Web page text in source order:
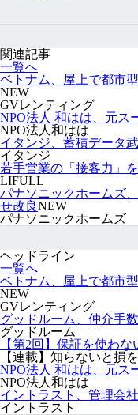
関連記事
一覧へ
ベトナム、屋上で都市
NEW
GVレンティング
NPO法人 和はは、元ス
NPO法人和はは
イタンジ、蓄積データ
イタンジ
若手営業の「接客力」
LIFULL
パナソニックホームズ
せ改良NEW
パナソニックホームズ
ヘッドライン
一覧へ
ベトナム、屋上で都市
NEW
GVレンティング
グッドルーム、仲介手
グッドルーム
【第2回】保証を使わ
【連載】知らないと損
NPO法人 和はは、元ス
NPO法人和はは
イントラスト、管理会
イントラスト